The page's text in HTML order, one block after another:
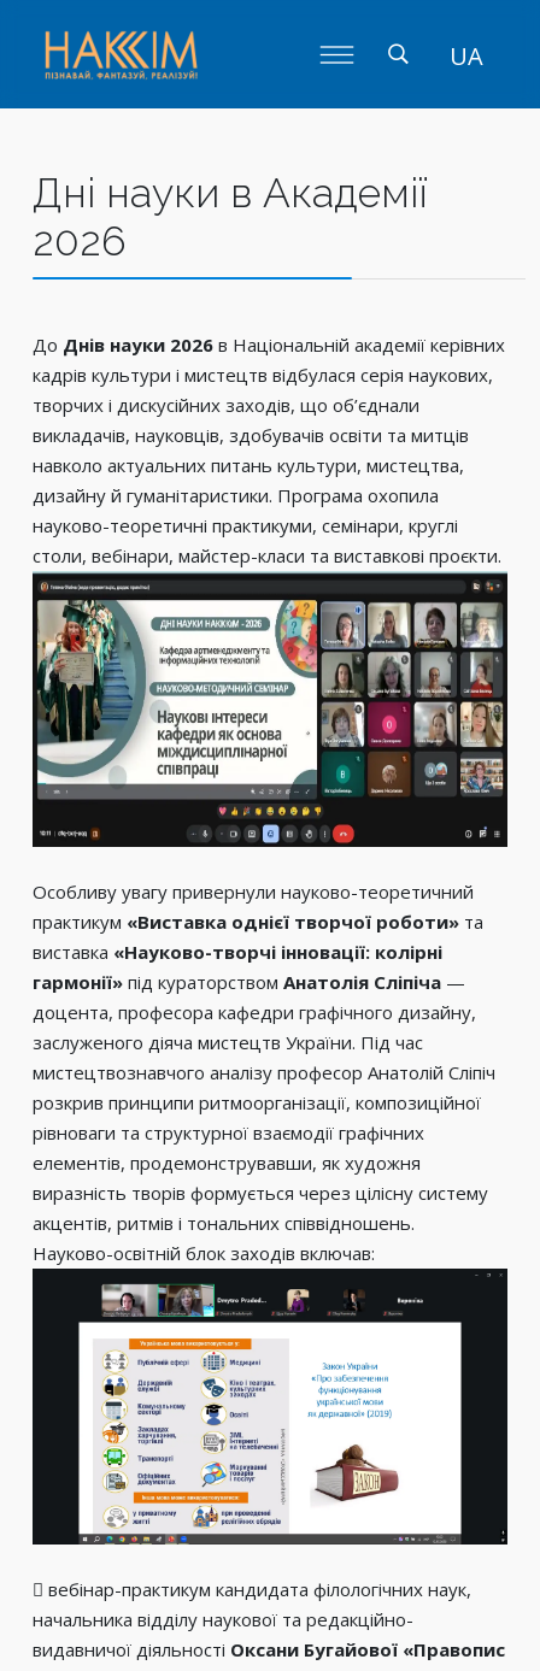
UA
Дні науки в Академії
2026
До Днів науки 2026 в Національній академії керівних
кадрів культури і мистецтв відбулася серія наукових,
творчих і дискусійних заходів, що об’єднали
викладачів, науковців, здобувачів освіти та митців
навколо актуальних питань культури, мистецтва,
дизайну й гуманітаристики. Програма охопила
науково-теоретичні практикуми, семінари, круглі
столи, вебінари, майстер-класи та виставкові проєкти.
Особливу увагу привернули науково-теоретичний
практикум «Виставка однієї творчої роботи» та
виставка «Науково-творчі інновації: колірні
гармонії» під кураторством Анатолія Сліпіча —
доцента, професора кафедри графічного дизайну,
заслуженого діяча мистецтв України. Під час
мистецтвознавчого аналізу професор Анатолій Сліпіч
розкрив принципи ритмоорганізації, композиційної
рівноваги та структурної взаємодії графічних
елементів, продемонструвавши, як художня
виразність творів формується через цілісну систему
акцентів, ритмів і тональних співвідношень.
Науково-освітній блок заходів включав:
 вебінар-практикум кандидата філологічних наук,
начальника відділу наукової та редакційно-
видавничої діяльності Оксани Бугайової «Правопис